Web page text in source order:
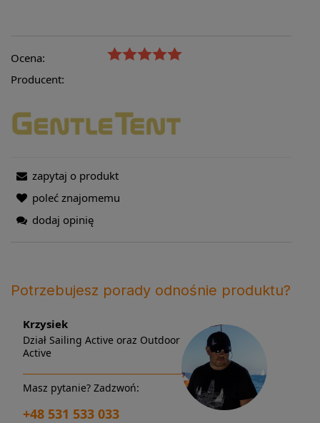
Ocena:
Producent:
zapytaj o produkt
poleć znajomemu
dodaj opinię
Potrzebujesz porady odnośnie produktu?
Krzysiek
Dział Sailing Active oraz Outdoor
Active
Masz pytanie? Zadzwoń:
+48 531 533 033